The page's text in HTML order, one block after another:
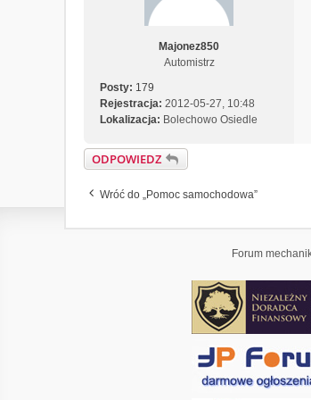
Majonez850
Automistrz
Posty: 179
Rejestracja: 2012-05-27, 10:48
Lokalizacja: Bolechowo Osiedle
ODPOWIEDZ
Wróć do „Pomoc samochodowa”
Forum